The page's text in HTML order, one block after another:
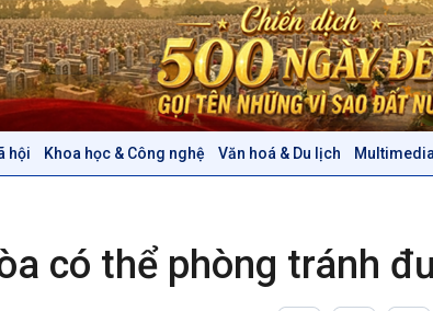
hội Khoa học & Công nghệ Văn hoá & Du lịch Multimedia
người dân
cử tri
Vấn đề quốc tế
Hồ sơ sự kiện quốc tế
có thể phòng tránh